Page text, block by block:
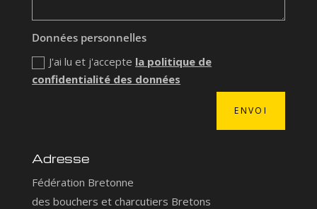
Données personnelles
J'ai lu et j'accepte la politique de
confidentialité des données
ENVOI
Adresse
Fédération Bretonne
des bouchers et charcutiers Bretons